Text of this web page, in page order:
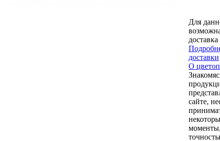
Для
доставка
доставки
О
сайте,